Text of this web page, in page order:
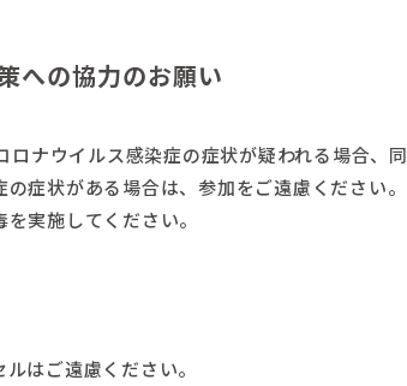
への協力のお願い
ナウイルス感染症の症状が疑われる場合、同
症状がある場合は、参加をご遠慮ください。
実施してください。
はご遠慮ください。